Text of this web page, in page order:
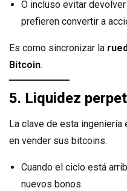
O incluso evitar
prefieren convertir a
Es como sincronizar la
Bitcoin.
5. Liquidez
La clave de esta
en vender sus bitcoins.
Cuando el ciclo está
nuevos bonos.